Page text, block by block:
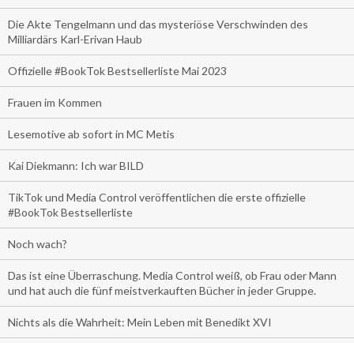
Die Akte Tengelmann und das mysteriöse Verschwinden des
Milliardärs Karl-Erivan Haub
Offizielle #BookTok Bestsellerliste Mai 2023
Frauen im Kommen
Lesemotive ab sofort in MC Metis
Kai Diekmann: Ich war BILD
TikTok und Media Control veröffentlichen die erste offizielle
#BookTok Bestsellerliste
Noch wach?
Das ist eine Überraschung. Media Control weiß, ob Frau oder Mann
und hat auch die fünf meistverkauften Bücher in jeder Gruppe.
Nichts als die Wahrheit: Mein Leben mit Benedikt XVI